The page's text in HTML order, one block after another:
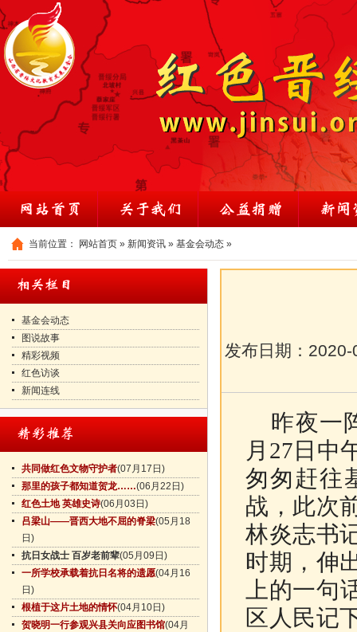
当前位置： 网站首页 » 新闻资讯 » 基金会动态 »
基金会动态
图说故事
精彩视频
红色访谈
新闻连线
共同做红色文物守护者(07月17日)
那里的孩子都知道贺龙……(06月22日)
红色土地 英雄史诗(06月03日)
吕梁山——晋西大地不屈的脊梁(05月18
日)
抗日女战士 百岁老前辈(05月09日)
一所学校承载着抗日名将的遗愿(04月16
日)
根植于这片土地的情怀(04月10日)
贺晓明一行参观兴县关向应图书馆(04月
发布日期： 2020-
昨夜一
月27日中
匆匆赶往
战，此次
林炎志书
时期，伸
上的一句
区人民记